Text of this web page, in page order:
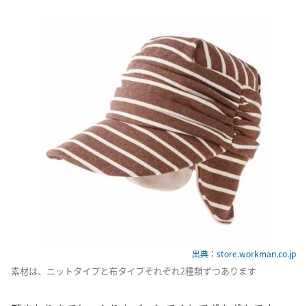
出典：store.workman.co.jp
素材は、ニットタイプと布タイプそれぞれ2種類ずつあります